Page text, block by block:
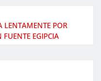
LENTAMENTE POR
FUENTE EGIPCIA